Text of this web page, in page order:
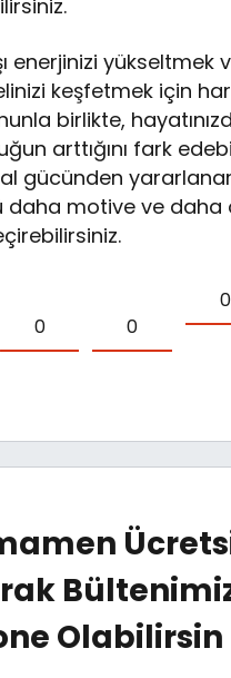
enerjinizi yükseltmek
keşfetmek için
birlikte,
arttığını fark
gücünden
daha motive ve daha
0 0
0
Olabilirsin